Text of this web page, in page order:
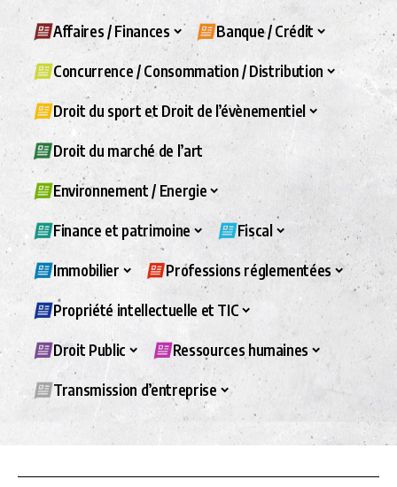
Affaires / Finances Banque / Crédit
Concurrence / Consommation / Distribution
Droit du sport et Droit de l’évènementiel
Droit du marché de l’art
Environnement / Energie
Finance et patrimoine Fiscal
Immobilier Professions réglementées
Propriété intellectuelle et TIC
Droit Public Ressources humaines
Transmission d’entreprise